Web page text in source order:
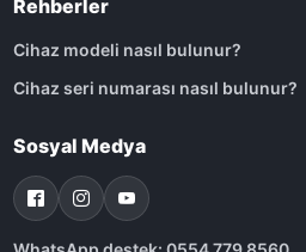
Rehberler
Cihaz modeli nasıl bulunur?
Cihaz seri numarası nasıl bulunur?
Sosyal Medya